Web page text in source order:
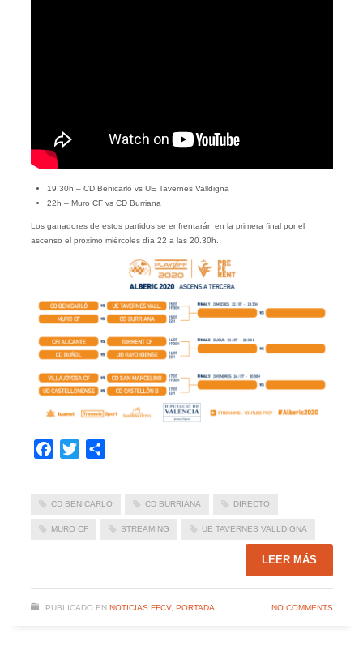
19.30h – CD Benicarló vs UE Tavernes Valldigna
22h – Muro CF vs CD Burriana
Los ganadores de estos partidos se enfrentarán en la primera final por el
ascenso el próximo miércoles día 22 a las 20.30h.
Facebook
Twitter
CD BENICARLÓ CD BURRIANA DIRECTO
MURO CF STREAMING UE TAVERNES VALLDIGNA
LEER MÁS
PUBLICADO EN NOTICIAS FFCV, PORTADA NO COMMENTS